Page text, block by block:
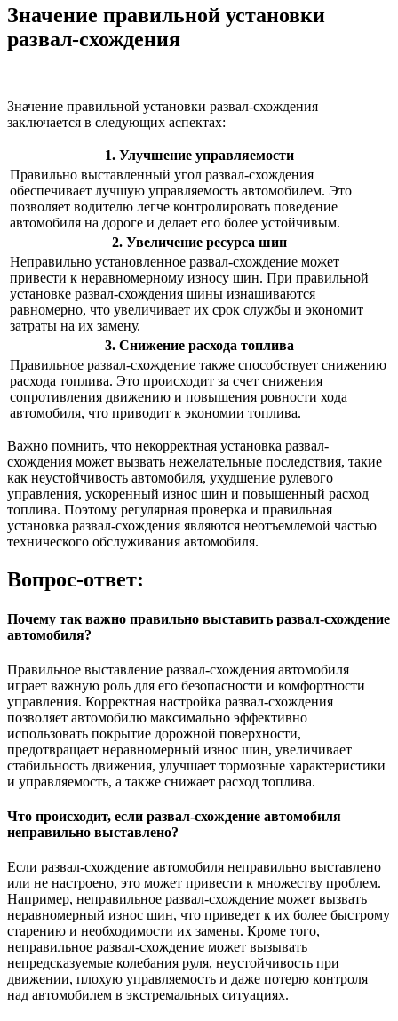
Значение правильной установки
развал-схождения
Значение правильной установки развал-схождения
заключается в следующих аспектах:
1. Улучшение управляемости
Правильно выставленный угол развал-схождения
обеспечивает лучшую управляемость автомобилем. Это
позволяет водителю легче контролировать поведение
автомобиля на дороге и делает его более устойчивым.
2. Увеличение ресурса шин
Неправильно установленное развал-схождение может
привести к неравномерному износу шин. При правильной
установке развал-схождения шины изнашиваются
равномерно, что увеличивает их срок службы и экономит
затраты на их замену.
3. Снижение расхода топлива
Правильное развал-схождение также способствует снижению
расхода топлива. Это происходит за счет снижения
сопротивления движению и повышения ровности хода
автомобиля, что приводит к экономии топлива.
Важно помнить, что некорректная установка развал-
схождения может вызвать нежелательные последствия, такие
как неустойчивость автомобиля, ухудшение рулевого
управления, ускоренный износ шин и повышенный расход
топлива. Поэтому регулярная проверка и правильная
установка развал-схождения являются неотъемлемой частью
технического обслуживания автомобиля.
Вопрос-ответ:
Почему так важно правильно выставить развал-схождение
автомобиля?
Правильное выставление развал-схождения автомобиля
играет важную роль для его безопасности и комфортности
управления. Корректная настройка развал-схождения
позволяет автомобилю максимально эффективно
использовать покрытие дорожной поверхности,
предотвращает неравномерный износ шин, увеличивает
стабильность движения, улучшает тормозные характеристики
и управляемость, а также снижает расход топлива.
Что происходит, если развал-схождение автомобиля
неправильно выставлено?
Если развал-схождение автомобиля неправильно выставлено
или не настроено, это может привести к множеству проблем.
Например, неправильное развал-схождение может вызвать
неравномерный износ шин, что приведет к их более быстрому
старению и необходимости их замены. Кроме того,
неправильное развал-схождение может вызывать
непредсказуемые колебания руля, неустойчивость при
движении, плохую управляемость и даже потерю контроля
над автомобилем в экстремальных ситуациях.